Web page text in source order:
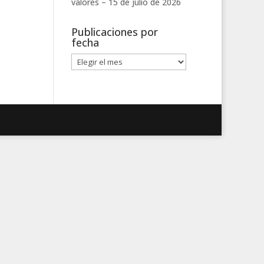
Publicaciones por
fecha
Publicaciones
por